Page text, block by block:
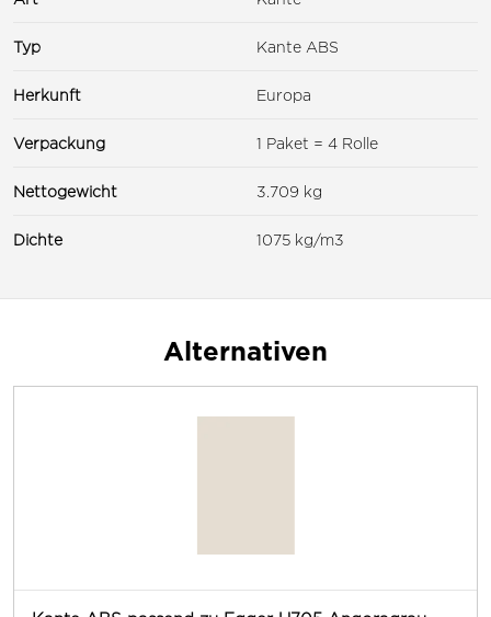
Typ Kante ABS
Herkunft Europa
Verpackung 1 Paket = 4 Rolle
Nettogewicht 3.709 kg
Dichte 1075 kg/m3
Alternativen